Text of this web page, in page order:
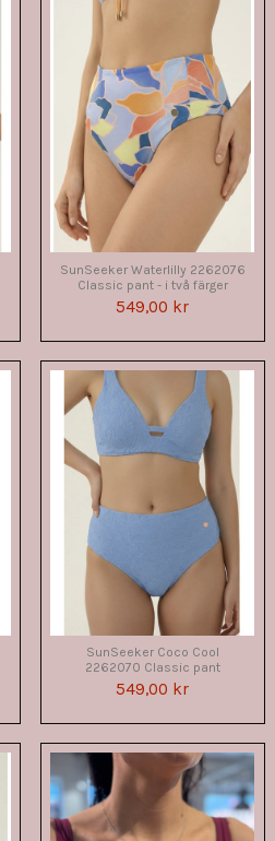
SunSeeker Waterlilly 2262076
Classic pant - i två färger
549,00 kr
SunSeeker Coco Cool
2262070 Classic pant
549,00 kr